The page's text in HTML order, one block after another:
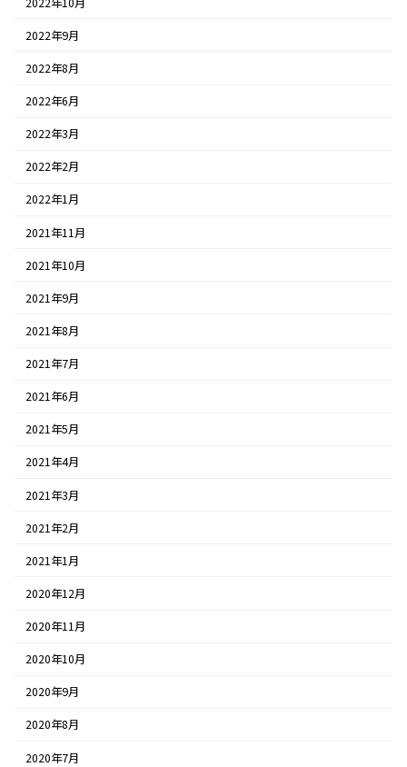
2022年9月
2022年8月
2022年6月
2022年3月
2022年2月
2022年1月
2021年11月
2021年10月
2021年9月
2021年8月
2021年7月
2021年6月
2021年5月
2021年4月
2021年3月
2021年2月
2021年1月
2020年12月
2020年11月
2020年10月
2020年9月
2020年8月
2020年7月